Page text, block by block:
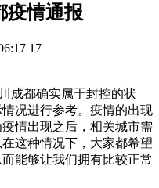
疫情通报
17
成都确实属于封控的状
况进行参考。疫情的出现
情出现之后，相关城市需
这种情况下，大家都希望
能够让我们拥有比较正常